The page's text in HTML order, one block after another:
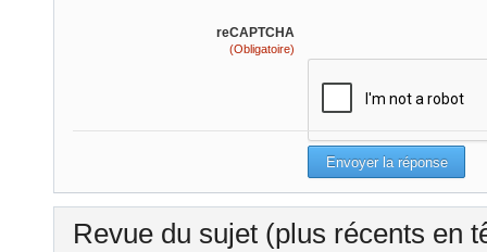
reCAPTCHA
(Obligatoire)
Revue du sujet (plus récents en